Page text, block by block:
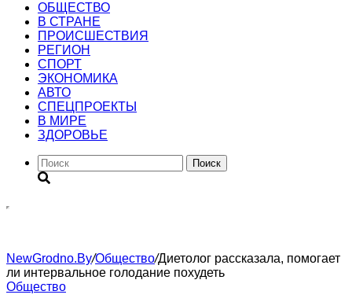
ОБЩЕСТВО
В СТРАНЕ
ПРОИСШЕСТВИЯ
РЕГИОН
CПОРТ
ЭКОНОМИКА
АВТО
СПЕЦПРОЕКТЫ
В МИРЕ
ЗДОРОВЬЕ
Поиск
NewGrodno.By/Общество/Диетолог рассказала, помогает
ли интервальное голодание похудеть
Общество